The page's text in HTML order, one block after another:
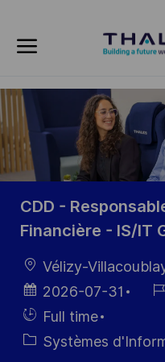
-
CDD -
Financière - IS/IT
localisation
Vélizy-
Date
d’affichage
2026-07-31
Hiring
Type
Full time
Catégorie
Systèmes